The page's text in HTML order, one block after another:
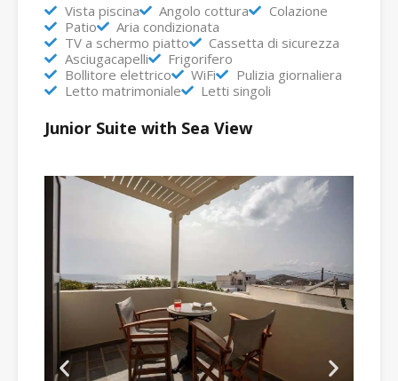
Vista piscina Angolo cottura
Colazione
Patio
Aria condizionata
TV a schermo piatto
Cassetta di sicurezza
Asciugacapelli
Frigorifero
Bollitore elettrico
WiFi
Pulizia giornaliera
Letto matrimoniale
Letti singoli
Junior Suite with Sea View